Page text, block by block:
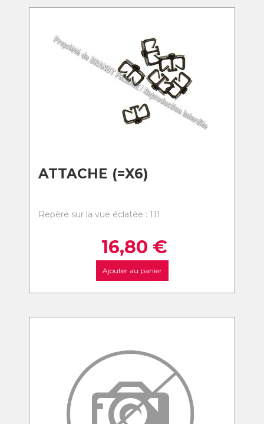
ATTACHE (=X6)
Repère sur la vue éclatée : 111
16,80 €
Ajouter au panier